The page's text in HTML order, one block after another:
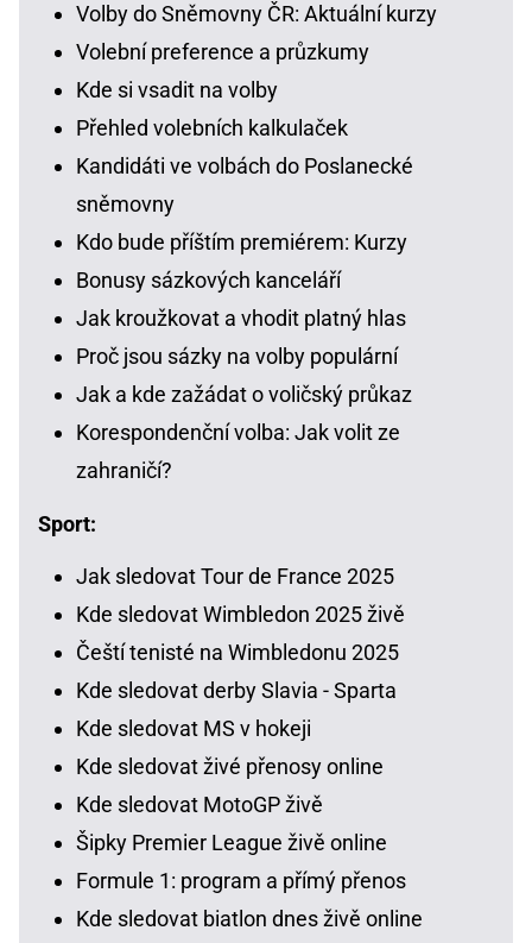
Volby do Sněmovny ČR: Aktuální kurzy
Volební preference a průzkumy
Kde si vsadit na volby
Přehled volebních kalkulaček
Kandidáti ve volbách do Poslanecké
sněmovny
Kdo bude příštím premiérem: Kurzy
Bonusy sázkových kanceláří
Jak kroužkovat a vhodit platný hlas
Proč jsou sázky na volby populární
Jak a kde zažádat o voličský průkaz
Korespondenční volba: Jak volit ze
zahraničí?
Sport:
Jak sledovat Tour de France 2025
Kde sledovat Wimbledon 2025 živě
Čeští tenisté na Wimbledonu 2025
Kde sledovat derby Slavia - Sparta
Kde sledovat MS v hokeji
Kde sledovat živé přenosy online
Kde sledovat MotoGP živě
Šipky Premier League živě online
Formule 1: program a přímý přenos
Kde sledovat biatlon dnes živě online